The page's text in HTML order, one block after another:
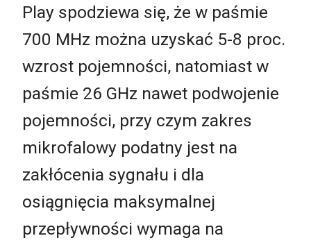
Play spodziewa się, że w paśmie
700 MHz można uzyskać 5-8 proc.
wzrost pojemności, natomiast w
paśmie 26 GHz nawet podwojenie
pojemności, przy czym zakres
mikrofalowy podatny jest na
zakłócenia sygnału i dla
osiągnięcia maksymalnej
przepływności wymaga na